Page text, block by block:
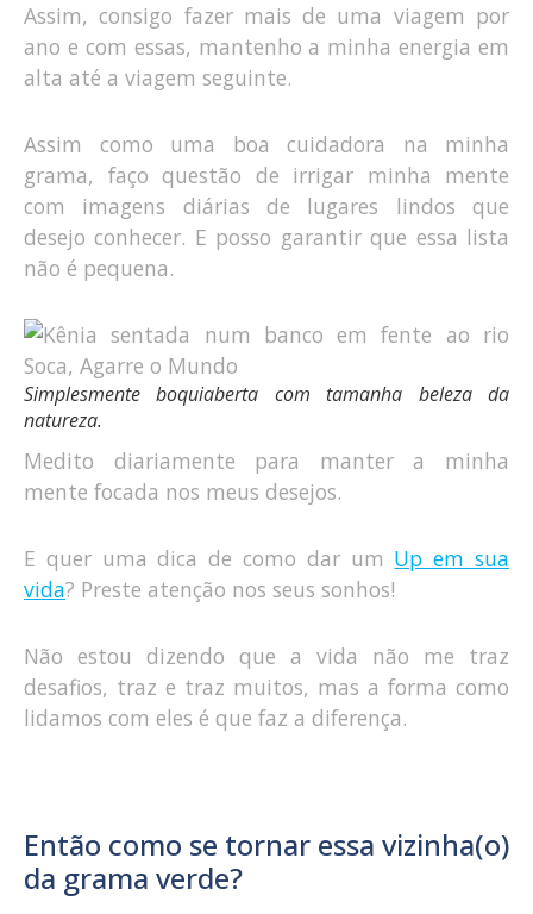
Assim, consigo fazer mais de uma viagem por
ano e com essas, mantenho a minha energia em
alta até a viagem seguinte.
Assim como uma boa cuidadora na minha
grama, faço questão de irrigar minha mente
com imagens diárias de lugares lindos que
desejo conhecer. E posso garantir que essa lista
não é pequena.
Simplesmente boquiaberta com tamanha beleza da
natureza.
Medito diariamente para manter a minha
mente focada nos meus desejos.
E quer uma dica de como dar um Up em sua
vida? Preste atenção nos seus sonhos!
Não estou dizendo que a vida não me traz
desafios, traz e traz muitos, mas a forma como
lidamos com eles é que faz a diferença.
Então como se tornar essa vizinha(o)
da grama verde?